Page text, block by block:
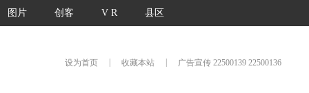
图片 创客 V R 县区
设为首页 收藏本站 广告宣传 22500139 22500136